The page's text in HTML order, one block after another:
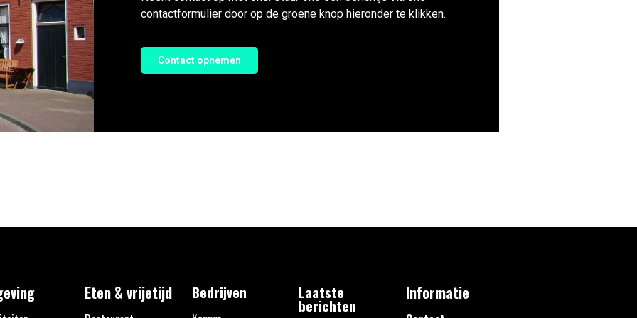
contactformulier door op de groene knop hieronder te klikken.
Contact opnemen
Eten & vrijetijd Bedrijven Laatste
berichten
Informatie